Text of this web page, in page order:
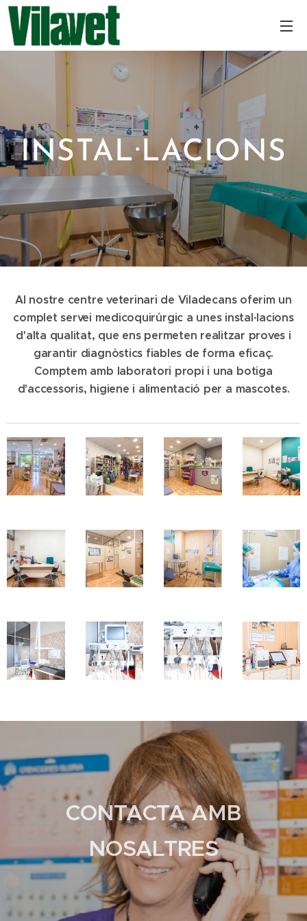
INSTAL·LACIONS
Al nostre centre veterinari de Viladecans oferim un
complet servei medicoquirúrgic a unes instal·lacions
d'alta qualitat, que ens permeten realitzar proves i
garantir diagnòstics fiables de forma eficaç.
Comptem amb laboratori propi i una botiga
d'accessoris, higiene i alimentació per a mascotes.
CONTACTA AMB
NOSALTRES